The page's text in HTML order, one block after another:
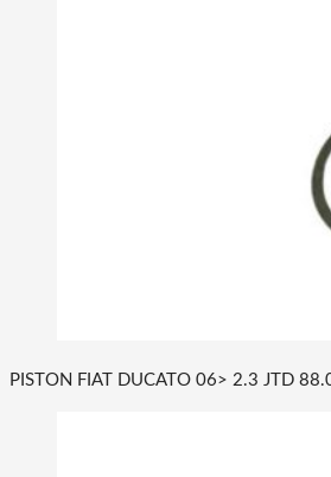
PISTON FIAT DUCATO 06> 2.3 JTD